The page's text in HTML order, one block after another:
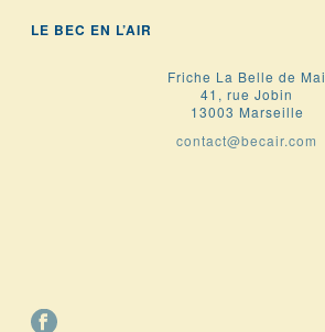
LE BEC EN L’AIR
Friche La Belle de Mai
41, rue Jobin
13003 Marseille
contact@becair.com